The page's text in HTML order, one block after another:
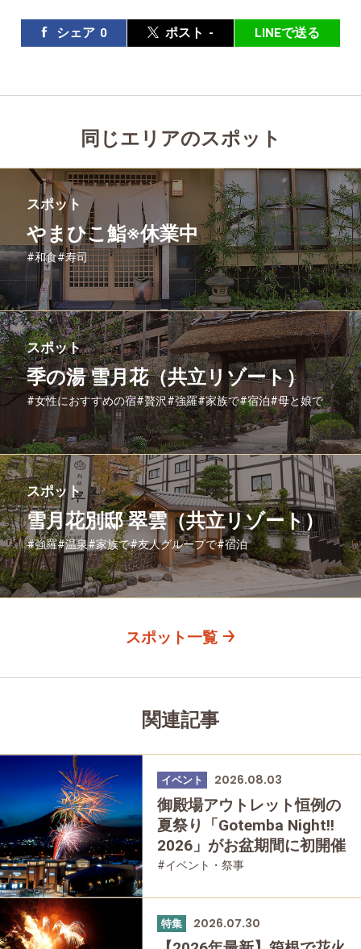
シェア 0 ポスト - LINEで送る
同じエリアのスポット
スポット
やまひこ鮨※休業中
#和食#寿司
スポット
季の湯 雪月花（共立リゾート）
#女性におすすめの宿#贅沢#強羅#家族で#宿泊#母と娘で
スポット
雪月花別邸 翠雲（共立リゾート）
#強羅#温泉#家族で#友人グループで#宿泊
スポット一覧
関連記事
イベント 2026.08.03
御殿場アウトレット恒例の
夏祭り「Gotemba Night!!
2026」がお盆期間に初開催
#イベント・祭事
特集 2026.07.30